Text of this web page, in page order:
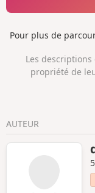
Pour plus de
Les
propriété de
AUTEUR